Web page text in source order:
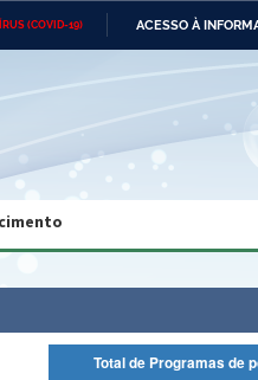
(COVID-19) ACESSO À
Ministério das Relações
Banco Central do Brasil